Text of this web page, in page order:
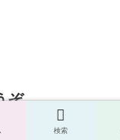
ぞ
開されることはあ
検索